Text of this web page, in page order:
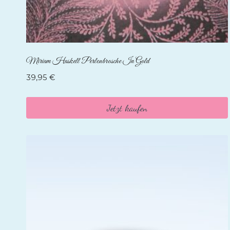
Miriam Haskell Perlenbrosche In Gold
39,95 €
Jetzt kaufen